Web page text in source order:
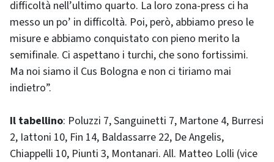
difficoltà nell’ultimo quarto. La loro zona-press ci ha
messo un po’ in difficoltà. Poi, però, abbiamo preso le
misure e abbiamo conquistato con pieno merito la
semifinale. Ci aspettano i turchi, che sono fortissimi.
Ma noi siamo il Cus Bologna e non ci tiriamo mai
indietro”.
Il tabellino: Poluzzi 7, Sanguinetti 7, Martone 4, Burresi
2, Iattoni 10, Fin 14, Baldassarre 22, De Angelis,
Chiappelli 10, Piunti 3, Montanari. All. Matteo Lolli (vice